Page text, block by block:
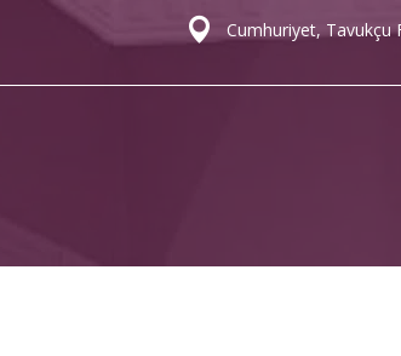
Cumhuriyet, Tavukçu